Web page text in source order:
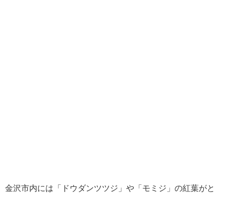
金沢市内には「ドウダンツツジ」や「モミジ」の紅葉がと